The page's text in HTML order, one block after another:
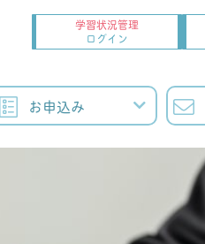
学習状況管理
ログイン
お申込み